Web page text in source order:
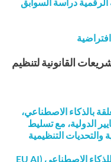
القانونية لتنظيم
بالذكاء الاصطناعي،
الدولية، مع تسليط
والتحديات التنظيمية
فهم شامل للائحة الأوروبية للذكاء الاصطناعي (EU AI